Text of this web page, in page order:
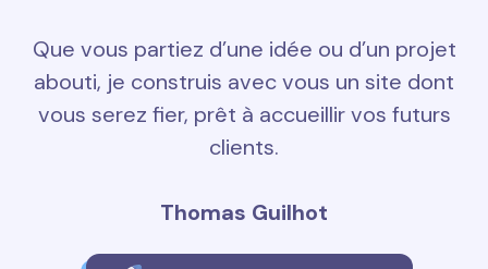
Que vous partiez d’une idée ou d’un projet
abouti, je construis avec vous un site dont
vous serez fier, prêt à accueillir vos futurs
clients.
Thomas Guilhot